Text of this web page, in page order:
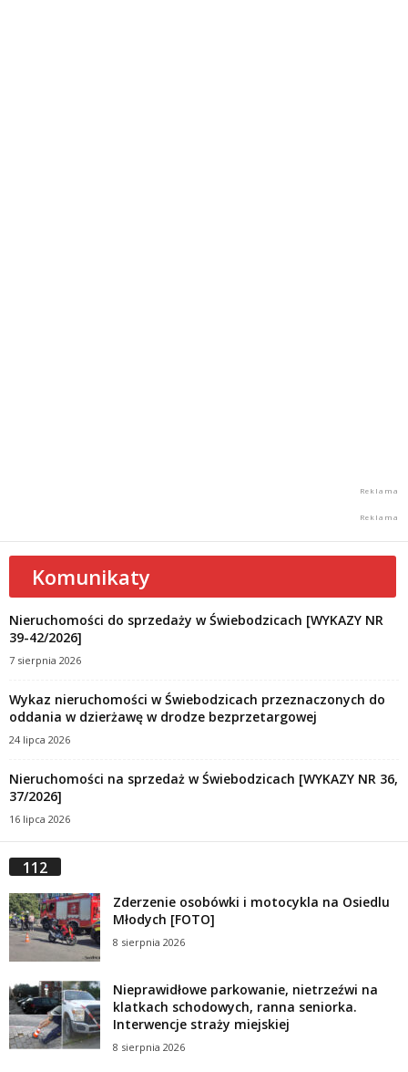
Komunikaty
Nieruchomości do sprzedaży w Świebodzicach [WYKAZY NR
39-42/2026]
7 sierpnia 2026
Wykaz nieruchomości w Świebodzicach przeznaczonych do
oddania w dzierżawę w drodze bezprzetargowej
24 lipca 2026
Nieruchomości na sprzedaż w Świebodzicach [WYKAZY NR 36,
37/2026]
16 lipca 2026
112
Zderzenie osobówki i motocykla na Osiedlu
Młodych [FOTO]
8 sierpnia 2026
Nieprawidłowe parkowanie, nietrzeźwi na
klatkach schodowych, ranna seniorka.
Interwencje straży miejskiej
8 sierpnia 2026